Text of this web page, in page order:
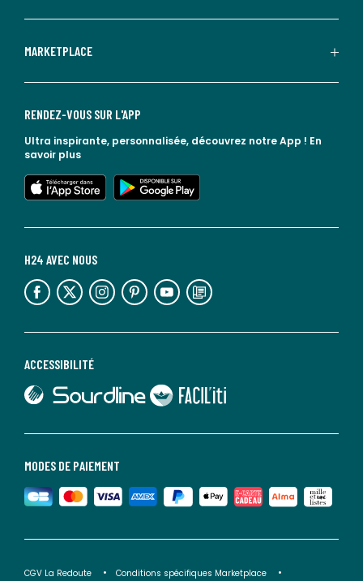
MARKETPLACE
MODES DE PAIEMENT
ACCESSIBILITÉ
lien vers Sourdline
lien vers Faciliti
H24 AVEC NOUS
lien vers l'espace réseaux sociaux lien vers l'espace réseaux sociaux lien vers l'espace réseaux sociaux lien vers l'espace réseaux sociaux lien vers l'espace réseaux sociaux lien vers le blog la redoute
RENDEZ-VOUS SUR L'APP
Ultra inspirante, personnalisée, découvrez notre App ! En
savoir plus
lien vers l'app store
lien vers google play
CGV La Redoute Conditions spécifiques Marketplace